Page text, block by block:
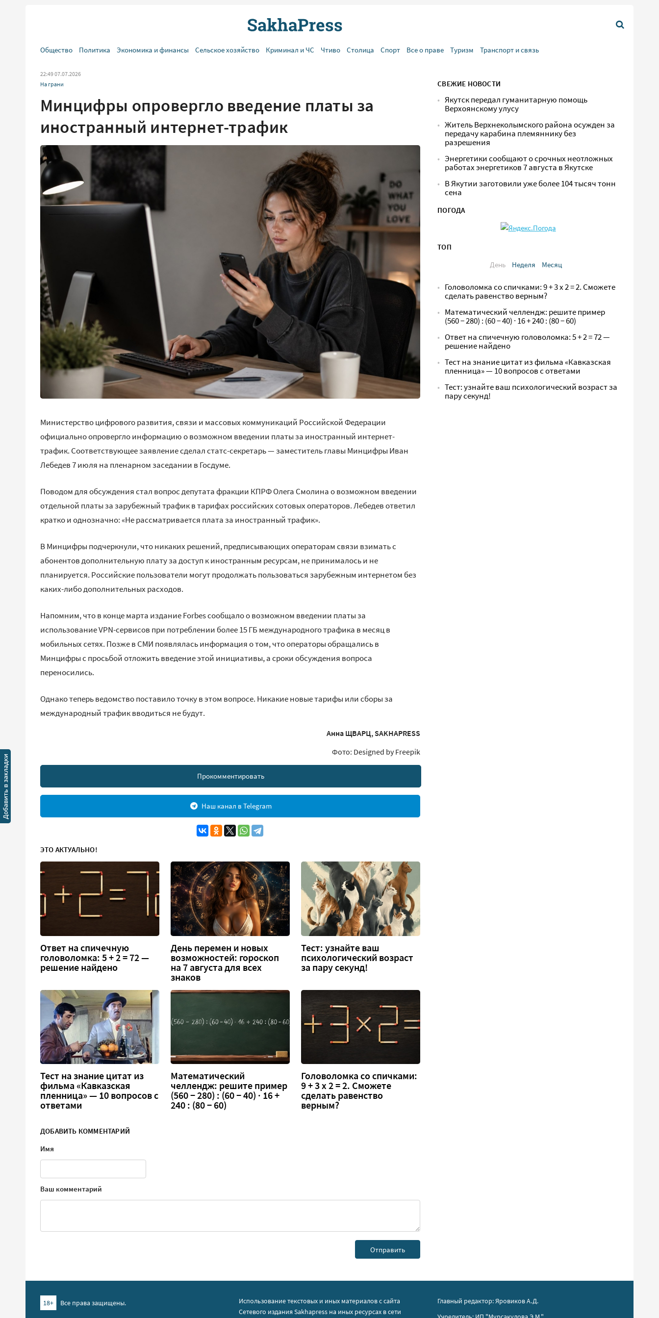
Общество Политика Экономика и финансы Сельское хозяйство Криминал и ЧС Чтиво Столица Спорт Все о праве Туризм Транспорт и связь
22:49 07.07.2026
На грани
Минцифры опровергло введение платы за
иностранный интернет-трафик
Министерство цифрового развития, связи и массовых коммуникаций Российской Федерации
официально опровергло информацию о возможном введении платы за иностранный интернет-
трафик. Соответствующее заявление сделал статс-секретарь — заместитель главы Минцифры Иван
Лебедев 7 июля на пленарном заседании в Госдуме.
Поводом для обсуждения стал вопрос депутата фракции КПРФ Олега Смолина о возможном введении
отдельной платы за зарубежный трафик в тарифах российских сотовых операторов. Лебедев ответил
кратко и однозначно: «Не рассматривается плата за иностранный трафик».
В Минцифры подчеркнули, что никаких решений, предписывающих операторам связи взимать с
абонентов дополнительную плату за доступ к иностранным ресурсам, не принималось и не
планируется. Российские пользователи могут продолжать пользоваться зарубежным интернетом без
каких-либо дополнительных расходов.
Напомним, что в конце марта издание Forbes сообщало о возможном введении платы за
использование VPN-сервисов при потреблении более 15 ГБ международного трафика в месяц в
мобильных сетях. Позже в СМИ появлялась информация о том, что операторы обращались в
Минцифры с просьбой отложить введение этой инициативы, а сроки обсуждения вопроса
переносились.
Однако теперь ведомство поставило точку в этом вопросе. Никакие новые тарифы или сборы за
международный трафик вводиться не будут.
Анна ЩВАРЦ, SAKHAPRESS
Фото: Designed by Freepik
Прокомментировать
Наш канал в Telegram
ЭТО АКТУАЛЬНО!
Ответ на спичечную
головоломка: 5 + 2 = 72 —
решение найдено
День перемен и новых
возможностей: гороскоп
на 7 августа для всех
знаков
Тест: узнайте ваш
психологический возраст
за пару секунд!
Тест на знание цитат из
фильма «Кавказская
пленница» — 10 вопросов с
ответами
Математический
челлендж: решите пример
(560 − 280) : (60 − 40) · 16 +
240 : (80 − 60)
Головоломка со спичками:
9 + 3 х 2 = 2. Сможете
сделать равенство
верным?
ДОБАВИТЬ КОММЕНТАРИЙ
Имя
Ваш комментарий
СВЕЖИЕ НОВОСТИ
Якутск передал гуманитарную помощь
Верхоянскому улусу
Житель Верхнеколымского района осужден за
передачу карабина племяннику без
разрешения
Энергетики сообщают о срочных неотложных
работах энергетиков 7 августа в Якутске
В Якутии заготовили уже более 104 тысяч тонн
сена
ПОГОДА
ТОП
День
Неделя Месяц
Головоломка со спичками: 9 + 3 х 2 = 2. Сможете
сделать равенство верным?
Математический челлендж: решите пример
(560 − 280) : (60 − 40) · 16 + 240 : (80 − 60)
Ответ на спичечную головоломка: 5 + 2 = 72 —
решение найдено
Тест на знание цитат из фильма «Кавказская
пленница» — 10 вопросов с ответами
Тест: узнайте ваш психологический возраст за
пару секунд!
18+
Все права защищены.
Использование текстовых и иных материалов с сайта
Сетевого издания Sakhapress на иных ресурсах в сети
Главный редактор: Яровиков А.Д.